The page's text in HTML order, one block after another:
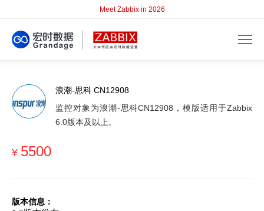
Meet Zabbix in 2026
浪潮-思科 CN12908
监控对象为浪潮-思科CN12908，模版适用于Zabbix
6.0版本及以上。
¥ 5500
版本信息：